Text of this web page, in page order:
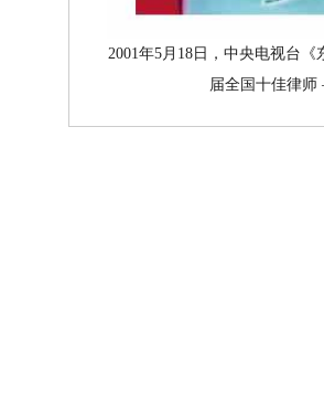
2001年5月18日，中央电视台
届全国十佳律